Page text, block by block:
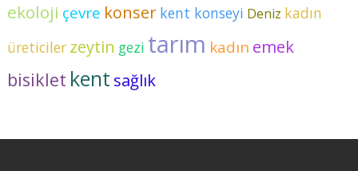
ekoloji çevre konser kent konseyi Deniz kadın
üreticiler zeytin gezi tarım kadın emek
bisiklet kent sağlık